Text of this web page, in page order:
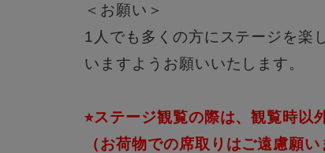
＜お願い＞
1人でも多くの方にステージを楽
いますようお願いいたします。
⭐︎ステージ観覧の際は、観覧時以
（お荷物での席取りはご遠慮願い